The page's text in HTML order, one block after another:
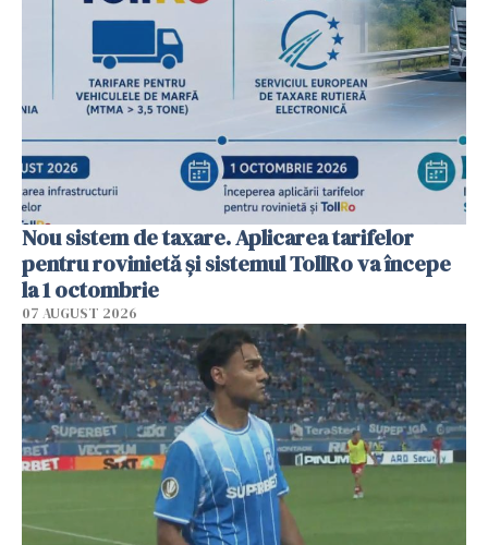
Nou sistem de taxare. Aplicarea tarifelor
pentru rovinietă şi sistemul TollRo va începe
la 1 octombrie
07 AUGUST 2026